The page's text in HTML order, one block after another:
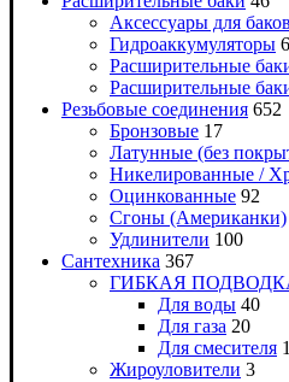
Аксессуары для баков
Гидроаккумуляторы 6
Расширительные
Расширительные
Резьбовые соединения 652
Бронзовые 17
Латунные (без
Никелированные /
Оцинкованные 92
Сгоны (Американки)
Удлинители 100
Сантехника 367
ГИБКАЯ
Для воды 40
Для газа 20
Для смесителя
Жироуловители 3